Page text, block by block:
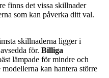
finns det vissa skillnader
som kan påverka ditt val.
skillnaderna ligger i
för. Billiga
lämpade för mindre och
kan hantera större